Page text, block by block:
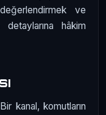
değerlendirmek ve
hâkim
kanal, komutların